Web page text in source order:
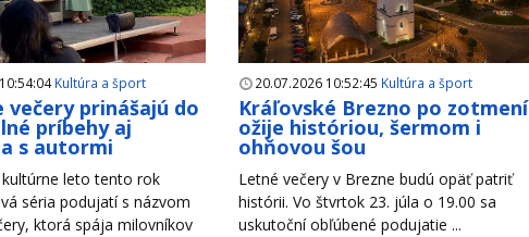
Kultúra a šport
večery prinášajú do
príbehy aj
s autormi
kultúrne leto tento rok
séria podujatí s názvom
ktorá spája milovníkov
20.07.2026 10:52:45 Kultúra a šport
Kráľovské Brezno po zotmení
ožije históriou, šermom i
ohňovou šou
Letné večery v Brezne budú opäť patriť
histórii. Vo štvrtok 23. júla o 19.00 sa
uskutoční obľúbené podujatie ...